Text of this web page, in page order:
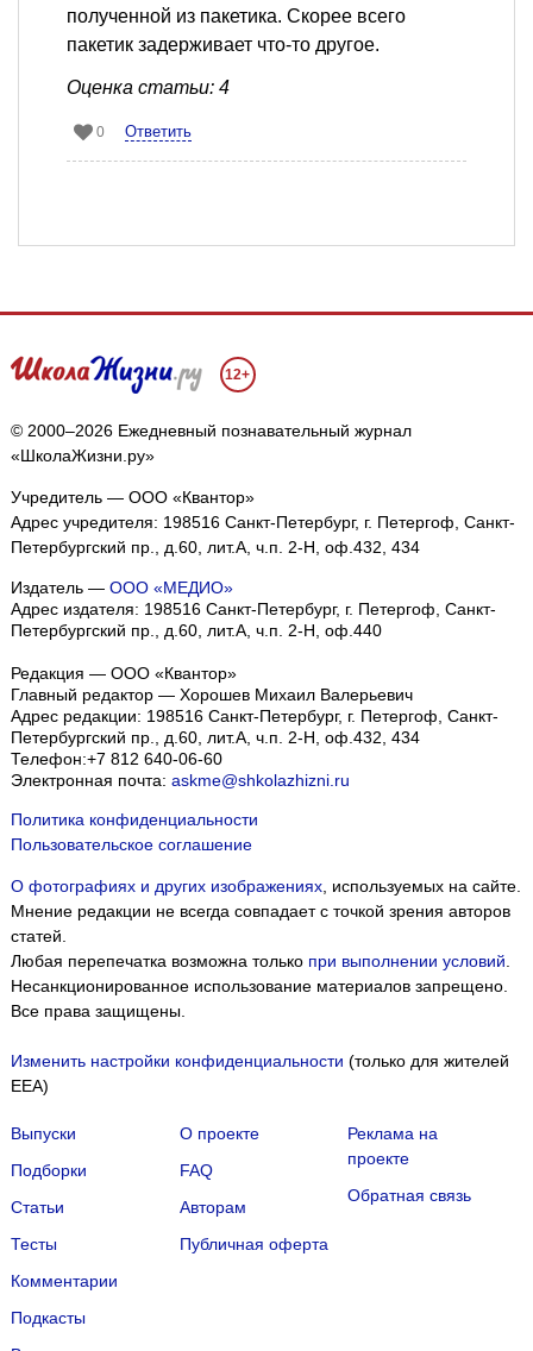
полученной из пакетика. Скорее всего
пакетик задерживает что-то другое.
Оценка статьи: 4
0 Ответить
12+
© 2000–2026 Ежедневный познавательный журнал
«ШколаЖизни.ру»
Учредитель — ООО «Квантор»
Адрес учредителя: 198516 Санкт-Петербург, г. Петергоф, Санкт-
Петербургский пр., д.60, лит.А, ч.п. 2-Н, оф.432, 434
Издатель — ООО «МЕДИО»
Адрес издателя: 198516 Санкт-Петербург, г. Петергоф, Санкт-
Петербургский пр., д.60, лит.А, ч.п. 2-Н, оф.440
Редакция — ООО «Квантор»
Главный редактор — Хорошев Михаил Валерьевич
Адрес редакции: 198516 Санкт-Петербург, г. Петергоф, Санкт-
Петербургский пр., д.60, лит.А, ч.п. 2-Н, оф.432, 434
Телефон:+7 812 640-06-60
Электронная почта: askme@shkolazhizni.ru
Политика конфиденциальности
Пользовательское соглашение
О фотографиях и других изображениях, используемых на сайте.
Мнение редакции не всегда совпадает с точкой зрения авторов
статей.
Любая перепечатка возможна только при выполнении условий.
Несанкционированное использование материалов запрещено.
Все права защищены.
Изменить настройки конфиденциальности (только для жителей
EEA)
Выпуски
Подборки
Статьи
Тесты
Комментарии
Подкасты
О проекте
FAQ
Авторам
Публичная оферта
Реклама на
проекте
Обратная связь